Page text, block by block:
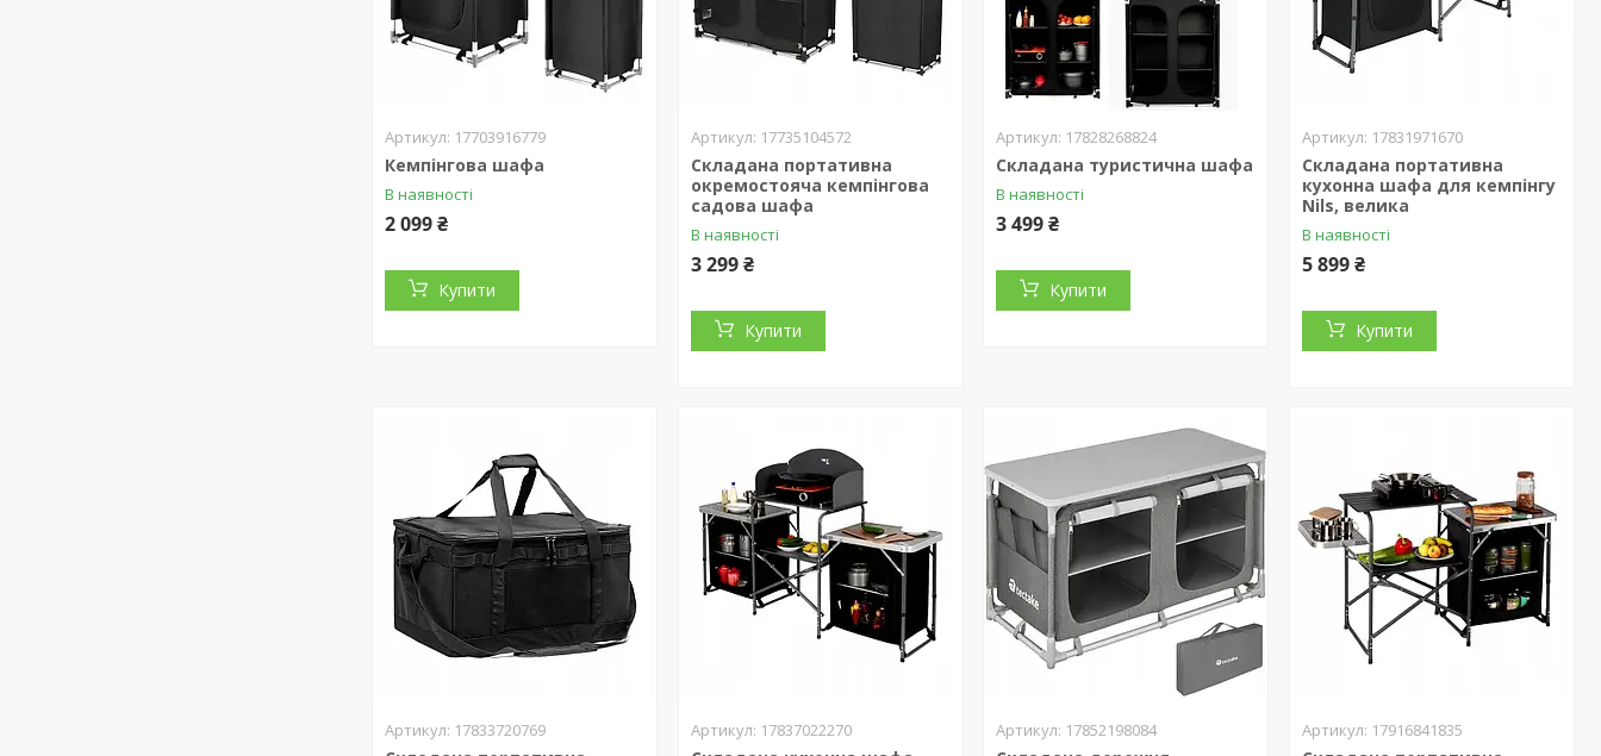
17703916779
Кемпінгова шафа
В наявності
2 099 ₴
Купити
17735104572
Складана портативна
окремостояча кемпінгова
садова шафа
В наявності
3 299 ₴
Купити
17828268824
Складана туристична шафа
В наявності
3 499 ₴
Купити
17831971670
Складана портативна
кухонна шафа для кемпінгу
Nils, велика
В наявності
5 899 ₴
Купити
17833720769 17837022270 17852198084 17916841835